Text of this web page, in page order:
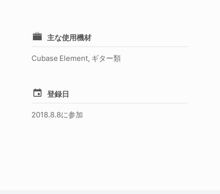
主な使用機材
Cubase Element, ギター類
登録日
2018.8.8に参加